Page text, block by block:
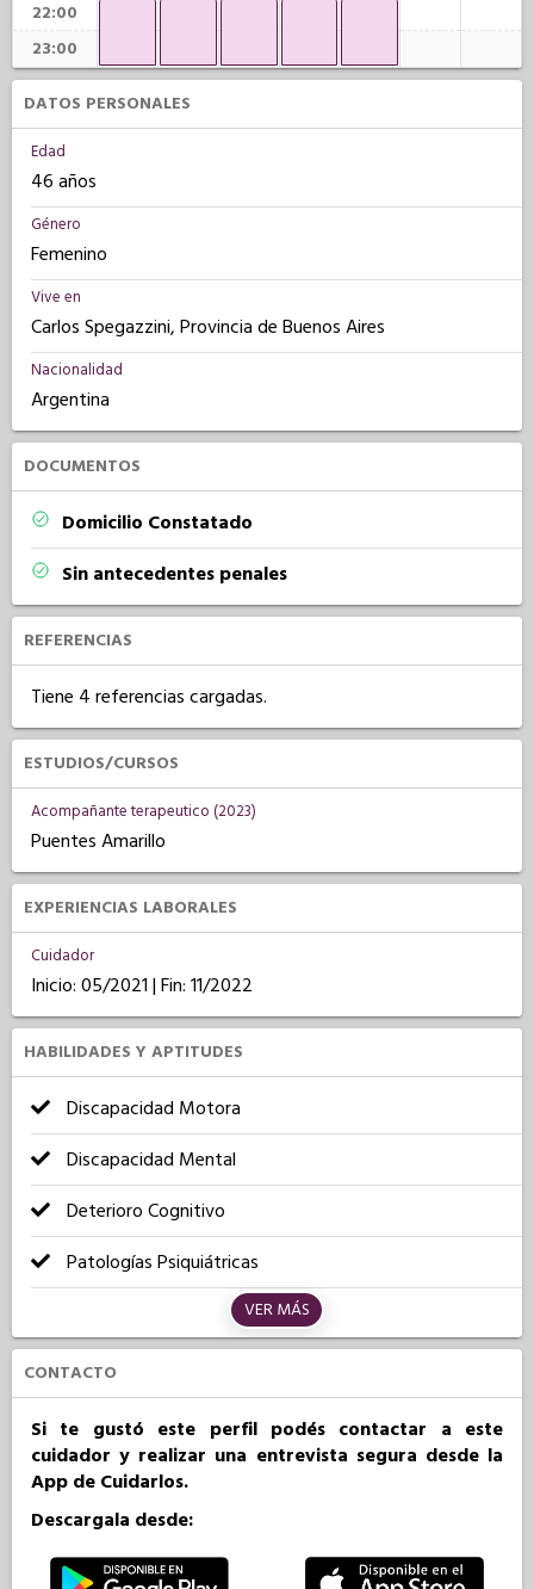
22:00
23:00
DATOS PERSONALES
Edad
46 años
Género
Femenino
Vive en
Carlos Spegazzini, Provincia de Buenos Aires
Nacionalidad
Argentina
DOCUMENTOS
Domicilio Constatado
Sin antecedentes penales
REFERENCIAS
Tiene 4 referencias cargadas.
ESTUDIOS/CURSOS
Acompañante terapeutico (2023)
Puentes Amarillo
EXPERIENCIAS LABORALES
Cuidador
Inicio: 05/2021 | Fin: 11/2022
HABILIDADES Y APTITUDES
Discapacidad Motora
Discapacidad Mental
Deterioro Cognitivo
Patologías Psiquiátricas
VER MÁS
CONTACTO
Si te gustó este perfil podés contactar a este
cuidador y realizar una entrevista segura desde la
App de Cuidarlos.
Descargala desde: